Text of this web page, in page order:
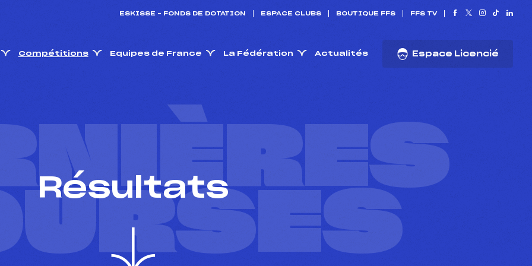
ESKISSE – FONDS DE DOTATION ESPACE CLUBS BOUTIQUE FFS FFS TV
Compétitions Equipes de France La Fédération Actualités Espace Licencié
Résultats